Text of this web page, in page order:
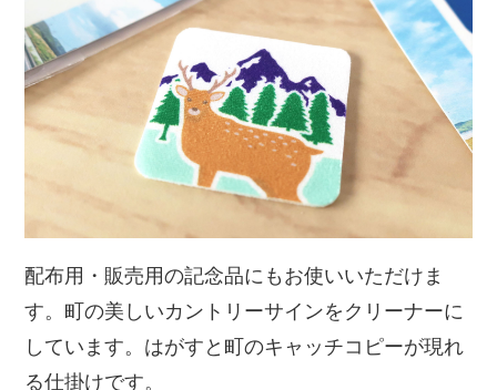
配布用・販売用の記念品にもお使いいただけま
す。町の美しいカントリーサインをクリーナーに
しています。はがすと町のキャッチコピーが現れ
る仕掛けです。